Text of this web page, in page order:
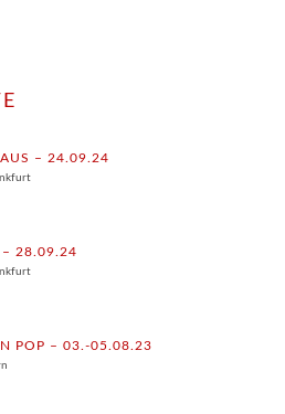
– 24.09.24
– 28.09.24
POP – 03.-05.08.23